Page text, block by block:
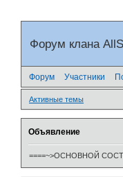
Форум клана
Форум Участники
Активные темы
Объявление
====~>ОСНОВНОЙ